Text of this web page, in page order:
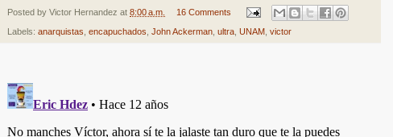
Posted by Victor Hernandez at 8:00 a.m. 16 Comments
Labels: anarquistas encapuchados John Ackerman ultra UNAM victor